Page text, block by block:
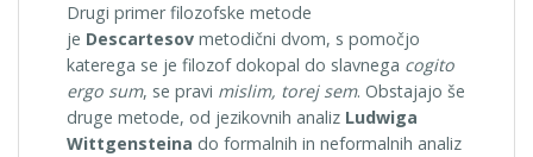
Drugi primer filozofske metode
je Descartesov metodični dvom, s pomočjo
katerega se je filozof dokopal do slavnega cogito
ergo sum, se pravi mislim, torej sem. Obstajajo še
druge metode, od jezikovnih analiz Ludwiga
Wittgensteina do formalnih in neformalnih analiz